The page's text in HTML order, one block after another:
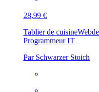
28,99 €
Tablier de cuisine
Programmeur IT
Par Schwarzer Stoich